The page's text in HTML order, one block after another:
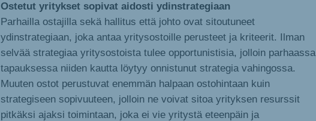
Ostetut yritykset sopivat aidosti ydinstrategiaan
Parhailla ostajilla sekä hallitus että johto ovat sitoutuneet
ydinstrategiaan, joka antaa yritysostoille perusteet ja kriteerit. Ilman
selvää strategiaa yritysostoista tulee opportunistisia, jolloin parhaassa
tapauksessa niiden kautta löytyy onnistunut strategia vahingossa.
Muuten ostot perustuvat enemmän halpaan ostohintaan kuin
strategiseen sopivuuteen, jolloin ne voivat sitoa yrityksen resurssit
pitkäksi ajaksi toimintaan, joka ei vie yritystä eteenpäin ja